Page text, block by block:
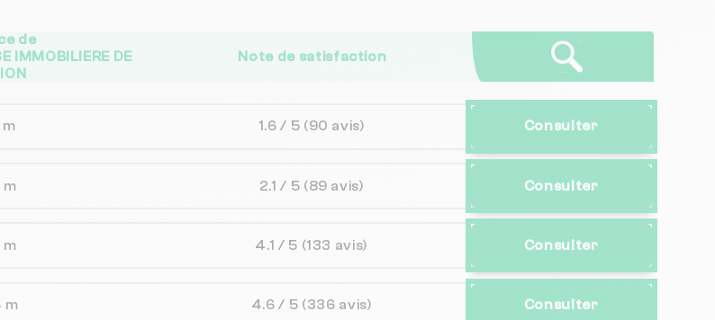
de
IMMOBILIERE DE
Note de satisfaction
m 1.6 / 5 (90 avis) Consulter
m 2.1 / 5 (89 avis) Consulter
m 4.1 / 5 (133 avis) Consulter
m 4.6 / 5 (336 avis) Consulter